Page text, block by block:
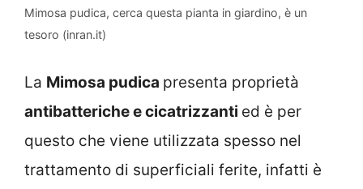
Mimosa pudica, cerca questa pianta in giardino, è un
tesoro (inran.it)
La Mimosa pudica presenta proprietà
antibatteriche e cicatrizzanti ed è per
questo che viene utilizzata spesso nel
trattamento di superficiali ferite, infatti è